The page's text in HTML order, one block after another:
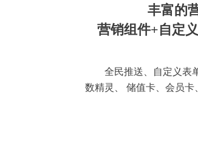
丰富的
营销组件+自定
全民推送、自定义表
数精灵、 储值卡、会员卡